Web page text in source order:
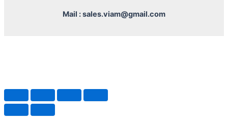
Mail : sales.viam@gmail.com